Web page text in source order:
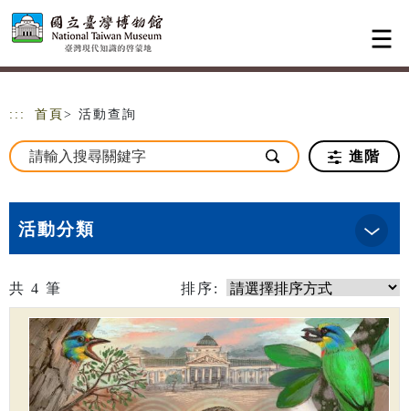
跳到主要內容
網站導覽
::: 首頁 > 活動查詢
進階
活動分類
共 4 筆 排序: